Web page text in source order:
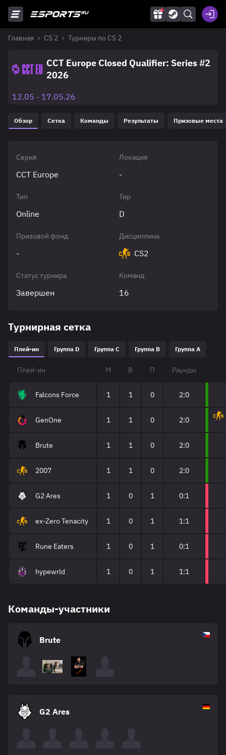
Главная CS 2 Турниры по CS 2
CCT Europe Closed Qualifier: Series #2
2026
12.05 - 17.05.26
Обзор Сетка Команды Результаты Призовые места
Серия
CCT Europe
Локация
-
Тип
Online
Тир
D
Призовой фонд
-
Дисциплина
CS2
Статус турнира
Завершен
Команд
16
Турнирная сетка
Плей-ин Группа D Группа C Группа B Группа A
Плей-ин М В П Раунды
Falcons Force 1 1 0 2:0
GenOne 1 1 0 2:0
Brute 1 1 0 2:0
2007 1 1 0 2:0
G2 Ares 1 0 1 0:1
ex-Zero Tenacity 1 0 1 1:1
Rune Eaters 1 0 1 0:1
hypewrld 1 0 1 1:1
Команды-участники
Brute
G2 Ares